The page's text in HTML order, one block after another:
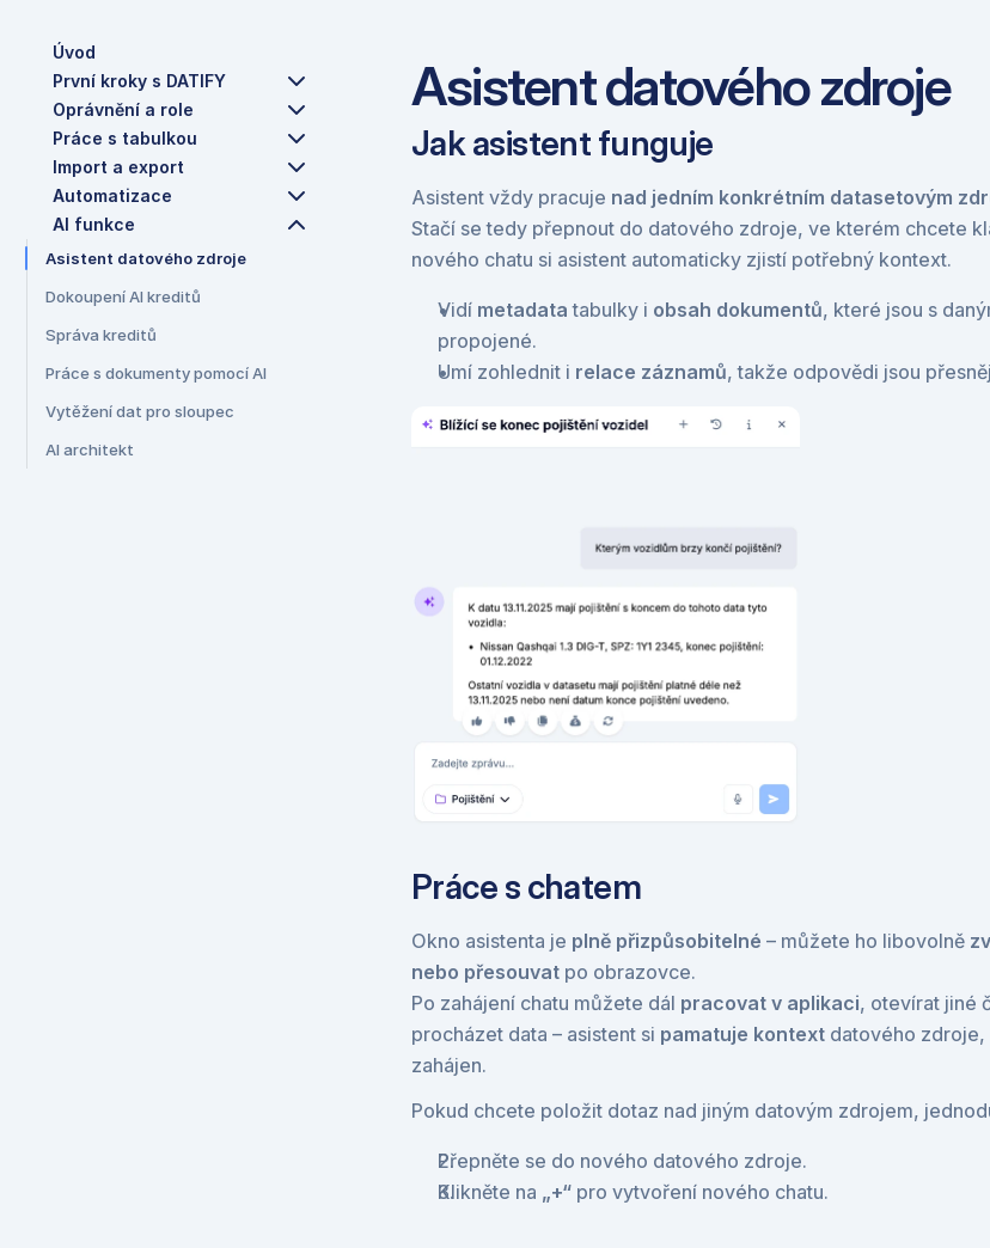
Úvod
První kroky s DATIFY
Oprávnění a role
Práce s tabulkou
Import a export
Automatizace
AI funkce
Asistent datového zdroje
Dokoupení AI kreditů
Správa kreditů
Práce s dokumenty pomocí AI
Vytěžení dat pro sloupec
AI architekt
Asistent datového zdroje
Jak asistent funguje
Asistent vždy pracuje nad jedním konkrétním datasetovým
Stačí se tedy přepnout do datového zdroje, ve kterém chcete
nového chatu si asistent automaticky zjistí potřebný kontext.
Vidí metadata tabulky i obsah dokumentů, které jsou s
propojené.
Umí zohlednit i relace záznamů, takže odpovědi jsou
Práce s chatem
Okno asistenta je plně přizpůsobitelné – můžete ho libovolně
nebo přesouvat po obrazovce.
Po zahájení chatu můžete dál pracovat v aplikaci, otevírat jiné
procházet data – asistent si pamatuje kontext datového
zahájen.
Pokud chcete položit dotaz nad jiným datovým zdrojem,
Přepněte se do nového datového zdroje.
Klikněte na „+“ pro vytvoření nového chatu.